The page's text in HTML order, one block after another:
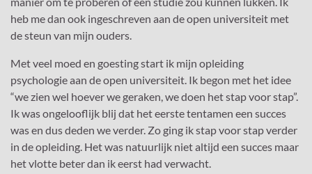
heb me dan ook ingeschreven aan de open universiteit met
de steun van mijn ouders.
Met veel moed en goesting start ik mijn opleiding
psychologie aan de open universiteit. Ik begon met het idee
“we zien wel hoever we geraken, we doen het stap voor stap”.
Ik was ongelooflijk blij dat het eerste tentamen een succes
was en dus deden we verder. Zo ging ik stap voor stap verder
in de opleiding. Het was natuurlijk niet altijd een succes maar
het vlotte beter dan ik eerst had verwacht.